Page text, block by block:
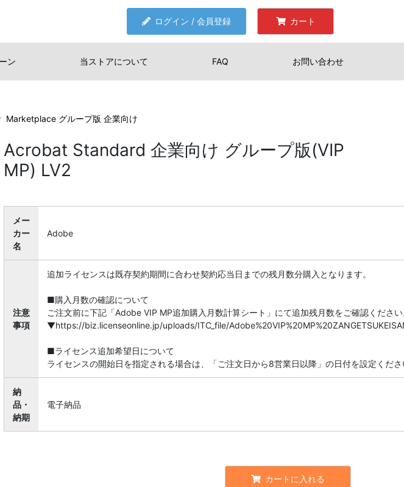
ログイン / 会員登録 カート
ン 当ストアについて FAQ お問い合わせ
Marketplace グループ版 企業向け
Acrobat Standard 企業向け グループ版(VIP
MP) LV2
メー
カー
名
Adobe
注意
事項
追加ライセンスは既存契約期間に合わせ契約応当日までの残月数分購入となります。
■購入月数の確認について
ご注文前に下記「Adobe VIP MP追加購入月数計算シート」にて追加残月数をご確認くださ
▼https://biz.licenseonline.jp/uploads/ITC_file/
■ライセンス追加希望日について
ライセンスの開始日を指定される場合は、「ご注文日から8営業日以降」の日付を設定くだ
納
品・
納期
電子納品
カートに入れる